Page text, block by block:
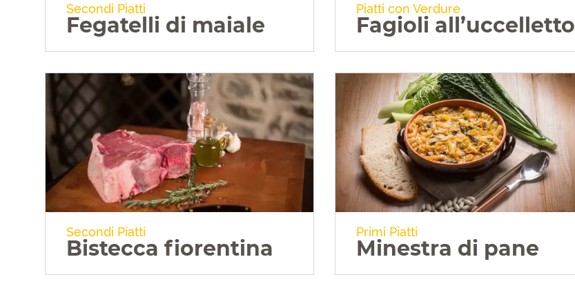
Secondi Piatti
Fegatelli di maiale
VAI ALLA RICETTA
Piatti con Verdure
Fagioli all’uccelletto
VAI ALLA RICETTA
Secondi Piatti
Bistecca fiorentina
Primi Piatti
Minestra di pane